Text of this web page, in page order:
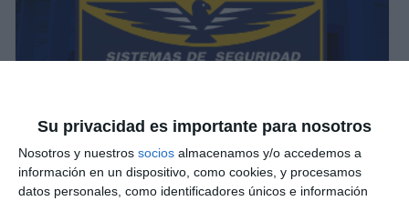
Su privacidad es importante para nosotros
Nosotros y nuestros socios almacenamos y/o accedemos a
información en un dispositivo, como cookies, y procesamos
datos personales, como identificadores únicos e información